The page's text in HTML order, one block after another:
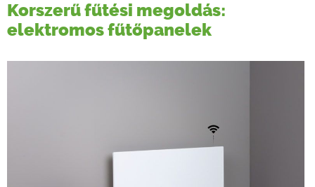
CPR TERMÉKKIÍRÁS
ÉPÍTÉSI JOG
Korszerű fűtési megoldás:
elektromos fűtőpanelek